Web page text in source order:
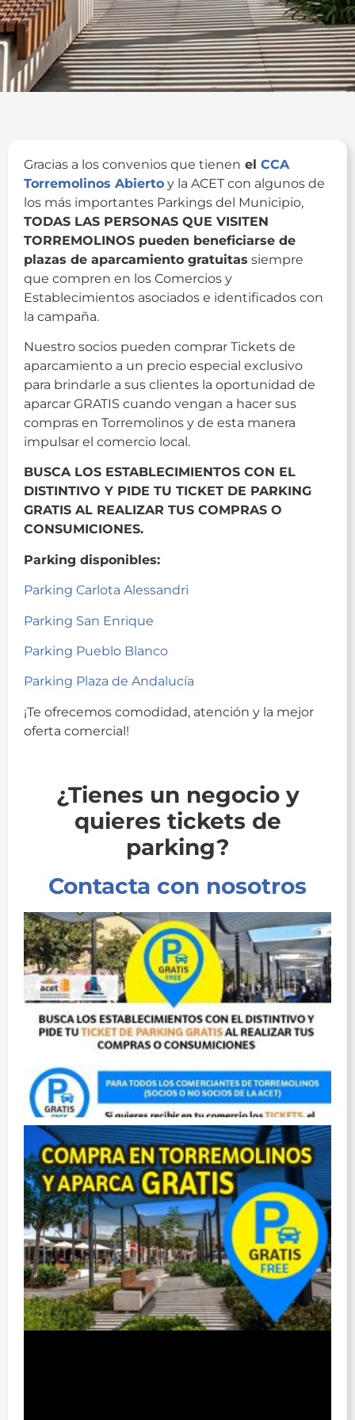
Gracias a los convenios que tienen el CCA
Torremolinos Abierto y la ACET con algunos de
los más importantes Parkings del Municipio,
TODAS LAS PERSONAS QUE VISITEN
TORREMOLINOS pueden beneficiarse de
plazas de aparcamiento gratuitas siempre
que compren en los Comercios y
Establecimientos asociados e identificados con
la campaña.
Nuestro socios pueden comprar Tickets de
aparcamiento a un precio especial exclusivo
para brindarle a sus clientes la oportunidad de
aparcar GRATIS cuando vengan a hacer sus
compras en Torremolinos y de esta manera
impulsar el comercio local.
BUSCA LOS ESTABLECIMIENTOS CON EL
DISTINTIVO Y PIDE TU TICKET DE PARKING
GRATIS AL REALIZAR TUS COMPRAS O
CONSUMICIONES.
Parking disponibles:
Parking Carlota Alessandri
Parking San Enrique
Parking Pueblo Blanco
Parking Plaza de Andalucía
¡Te ofrecemos comodidad, atención y la mejor
oferta comercial!
¿Tienes un negocio y
quieres tickets de
parking?
Contacta con nosotros